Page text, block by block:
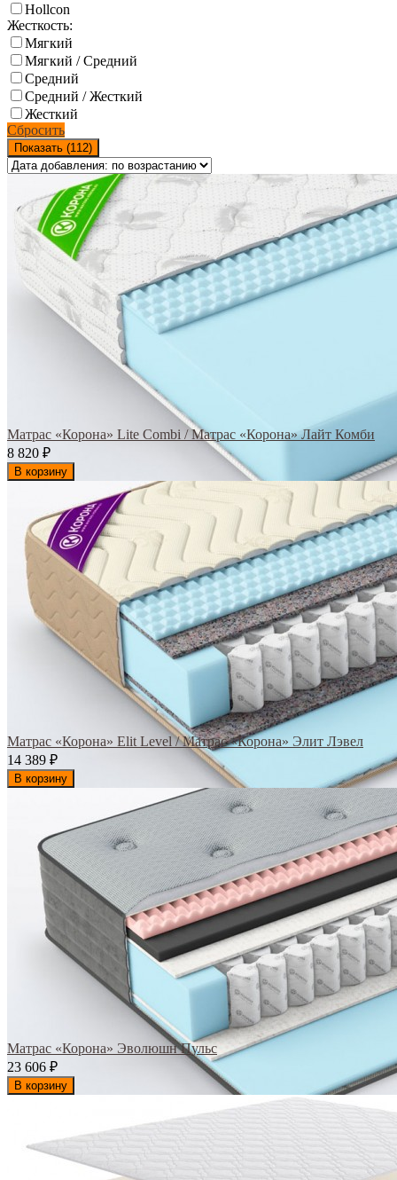
Hollcon
Жесткость:
Мягкий
Мягкий / Средний
Средний
Средний / Жесткий
Жесткий
Сбросить
Показать (112)
Матрас «Корона» Lite Combi / Матрас «Корона» Лайт Комби
8 820 ₽
В корзину
Матрас «Корона» Elit Level / Матрас «Корона» Элит Лэвел
14 389 ₽
В корзину
Матрас «Корона» Эволюшн Пульс
23 606 ₽
В корзину